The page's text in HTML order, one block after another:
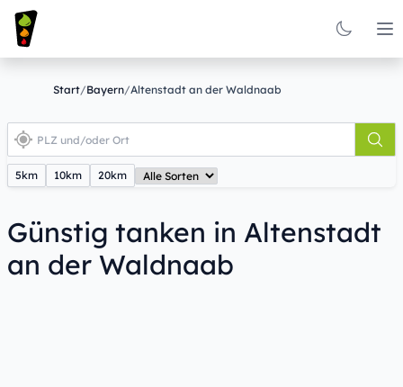
Start/Bayern/Altenstadt an der Waldnaab
5km 10km 20km
Günstig tanken in Altenstadt
an der Waldnaab